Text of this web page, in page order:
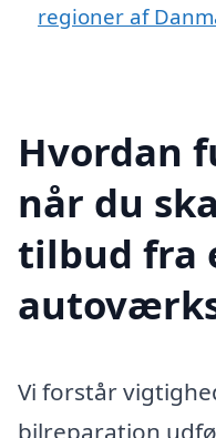
regioner af
Hvordan
når du
tilbud fra
Vi forstår
bilreparation